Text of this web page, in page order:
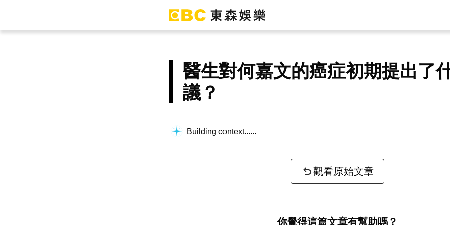
醫生對何嘉文的癌症初期提出了
議？
Building context...
觀看原始文章
你覺得這篇文章有幫助嗎？